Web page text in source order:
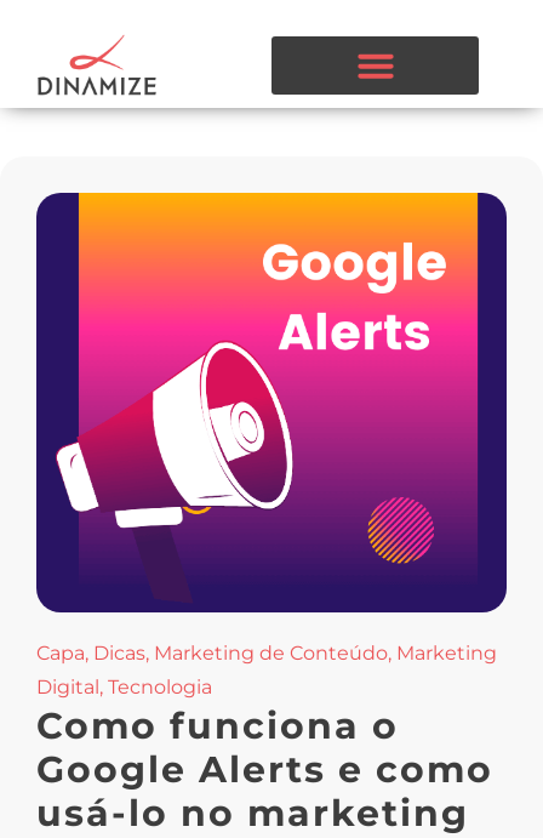
Capa, Dicas, Marketing de Conteúdo, Marketing
Digital , Tecnologia
Como funciona o
Google Alerts e como
usá-lo no marketing